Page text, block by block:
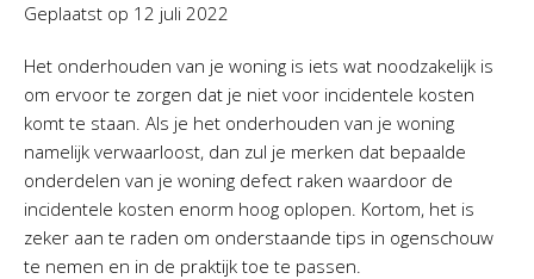
Geplaatst op 12 juli 2022
Het onderhouden van je woning is iets wat noodzakelijk is
om ervoor te zorgen dat je niet voor incidentele kosten
komt te staan. Als je het onderhouden van je woning
namelijk verwaarloost, dan zul je merken dat bepaalde
onderdelen van je woning defect raken waardoor de
incidentele kosten enorm hoog oplopen. Kortom, het is
zeker aan te raden om onderstaande tips in ogenschouw
te nemen en in de praktijk toe te passen.